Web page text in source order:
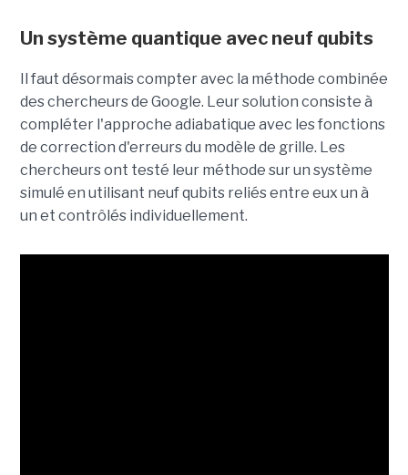
Un système quantique avec neuf qubits
Il faut désormais compter avec la méthode combinée
des chercheurs de Google. Leur solution consiste à
compléter l'approche adiabatique avec les fonctions
de correction d'erreurs du modèle de grille. Les
chercheurs ont testé leur méthode sur un système
simulé en utilisant neuf qubits reliés entre eux un à
un et contrôlés individuellement.